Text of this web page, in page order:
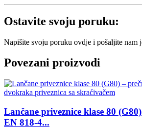
Ostavite svoju poruku:
Napišite svoju poruku ovdje i pošaljite nam
Povezani proizvodi
Lančane priveznice klase 80
EN 818-4...